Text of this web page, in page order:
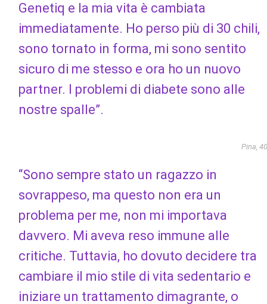
Genetiq e la mia vita è cambiata
immediatamente. Ho perso più di 30 chili,
sono tornato in forma, mi sono sentito
sicuro di me stesso e ora ho un nuovo
partner. I problemi di diabete sono alle
nostre spalle”.
Pina, 40
“Sono sempre stato un ragazzo in
sovrappeso, ma questo non era un
problema per me, non mi importava
davvero. Mi aveva reso immune alle
critiche. Tuttavia, ho dovuto decidere tra
cambiare il mio stile di vita sedentario e
iniziare un trattamento dimagrante, o